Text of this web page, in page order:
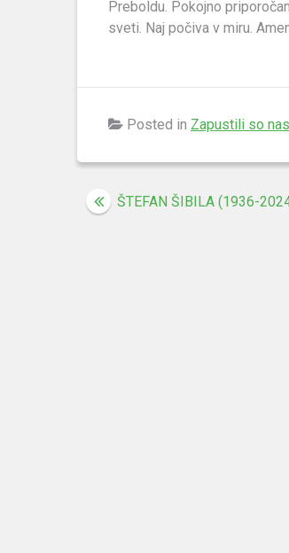
Preboldu. Pokojno
sveti. Naj počiva v miru.
Posted in Zapustili so nas
Navigacija
ŠTEFAN ŠIBILA (1936-